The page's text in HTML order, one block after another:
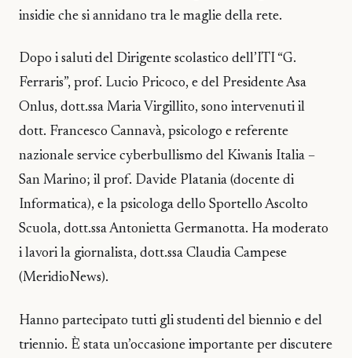
insidie che si annidano tra le maglie della rete.
Dopo i saluti del Dirigente scolastico dell’ITI “G.
Ferraris”, prof. Lucio Pricoco, e del Presidente Asa
Onlus, dott.ssa Maria Virgillito, sono intervenuti il
dott. Francesco Cannavà, psicologo e referente
nazionale service cyberbullismo del Kiwanis Italia –
San Marino; il prof. Davide Platania (docente di
Informatica), e la psicologa dello Sportello Ascolto
Scuola, dott.ssa Antonietta Germanotta. Ha moderato
i lavori la giornalista, dott.ssa Claudia Campese
(MeridioNews).
Hanno partecipato tutti gli studenti del biennio e del
triennio. È stata un’occasione importante per discutere